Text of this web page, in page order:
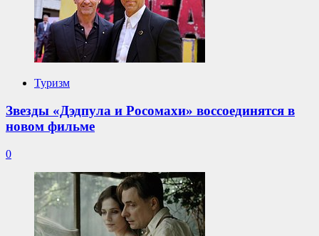
Туризм
Звезды «Дэдпула и Росомахи» воссоединятся в
новом фильме
0